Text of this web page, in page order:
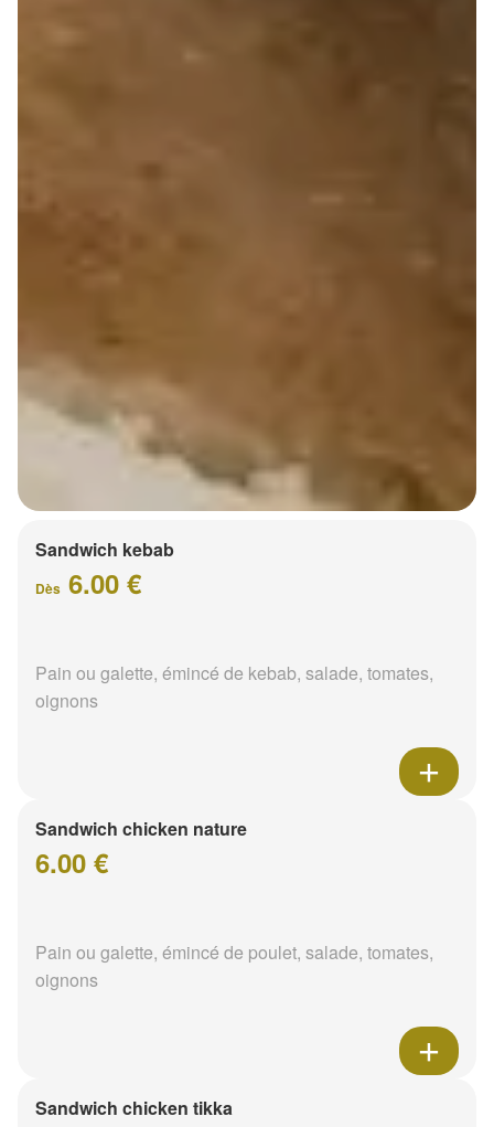
Sandwich kebab
Dès 6.00 €
Pain ou galette, émincé de kebab, salade, tomates,
oignons
Sandwich chicken nature
6.00 €
Pain ou galette, émincé de poulet, salade, tomates,
oignons
Sandwich chicken tikka